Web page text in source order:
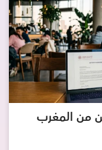
من المغرب